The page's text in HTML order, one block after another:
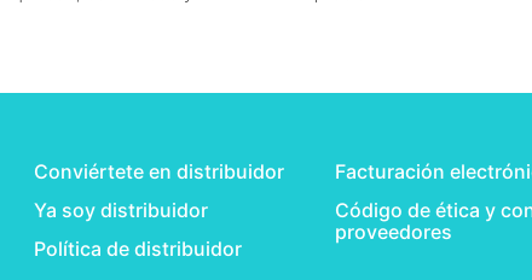
Conviértete en distribuidor
Ya soy distribuidor
Política de distribuidor
Facturación
Código de ética y
proveedores